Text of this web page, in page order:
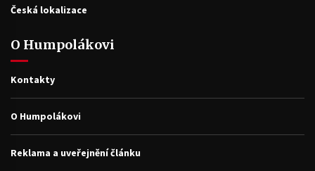
Česká lokalizace
O Humpolákovi
Kontakty
O Humpolákovi
Reklama a uveřejnění článku